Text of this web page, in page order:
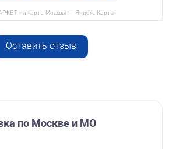
Заказать
краска NORIS
на карте Москвы — Яндекс Карты
Оставить отзыв
по Москве и МО